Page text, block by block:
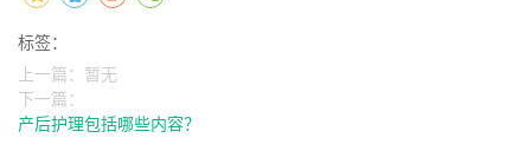
标签：
上一篇：暂无
下一篇：
产后护理包括哪些内容？